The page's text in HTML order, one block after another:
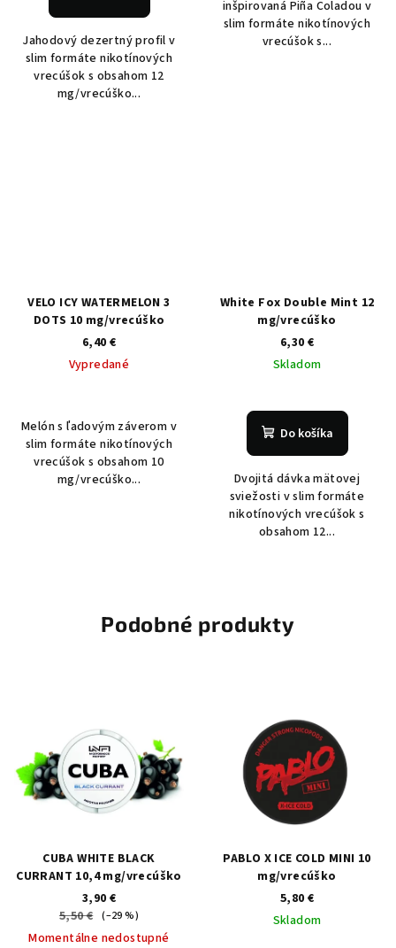
Jahodový dezertný profil v
slim formáte nikotínových
vrecúšok s obsahom 12
mg/vrecúško...
inšpirovaná Piña Coladou v
slim formáte nikotínových
vrecúšok s...
VELO ICY WATERMELON 3
DOTS 10 mg/vrecúško
6,40 €
Vypredané
Melón s ľadovým záverom v
slim formáte nikotínových
vrecúšok s obsahom 10
mg/vrecúško...
White Fox Double Mint 12
mg/vrecúško
6,30 €
Skladom
Do košíka
Dvojitá dávka mätovej
sviežosti v slim formáte
nikotínových vrecúšok s
obsahom 12...
Podobné produkty
CUBA WHITE BLACK
CURRANT 10,4 mg/vrecúško
3,90 €
5,50 € (–29 %)
Momentálne nedostupné
PABLO X ICE COLD MINI 10
mg/vrecúško
5,80 €
Skladom